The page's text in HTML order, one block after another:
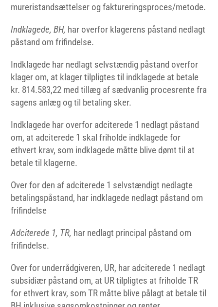
mureristandsættelser og faktureringsproces/metode.
Indklagede, BH, har overfor klagerens påstand nedlagt
påstand om frifindelse.
Indklagede har nedlagt selvstændig påstand overfor
klager om, at klager tilpligtes til indklagede at betale
kr. 814.583,22 med tillæg af sædvanlig procesrente fra
sagens anlæg og til betaling sker.
Indklagede har overfor adciterede 1 nedlagt påstand
om, at adciterede 1 skal friholde indklagede for
ethvert krav, som indklagede måtte blive dømt til at
betale til klagerne.
Over for den af adciterede 1 selvstændigt nedlagte
betalingspåstand, har indklagede nedlagt påstand om
frifindelse
Adciterede 1, TR, har nedlagt principal påstand om
frifindelse.
Over for underrådgiveren, UR, har adciterede 1 nedlagt
subsidiær påstand om, at UR tilpligtes at friholde TR
for ethvert krav, som TR måtte blive pålagt at betale til